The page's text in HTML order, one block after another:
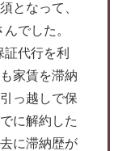
となって、
でした。
代行を利
家賃を滞納
っ越しで保
に解約した
に滞納歴が